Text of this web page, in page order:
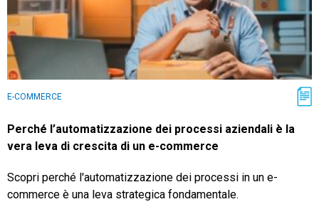
E-COMMERCE
Perché l’automatizzazione dei processi aziendali è la
vera leva di crescita di un e-commerce
Scopri perché l'automatizzazione dei processi in un e-
commerce è una leva strategica fondamentale.